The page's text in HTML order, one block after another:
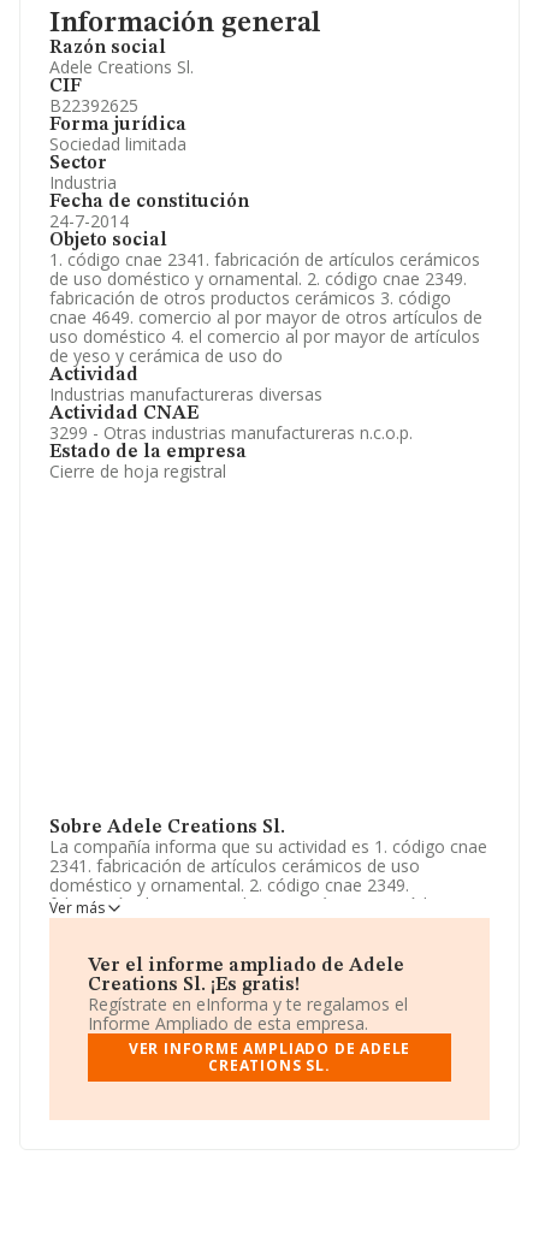
Información general
Razón social
Adele Creations Sl.
CIF
B22392625
Forma jurídica
Sociedad limitada
Sector
Industria
Fecha de constitución
24-7-2014
Objeto social
1. código cnae 2341. fabricación de artículos cerámicos
de uso doméstico y ornamental. 2. código cnae 2349.
fabricación de otros productos cerámicos 3. código
cnae 4649. comercio al por mayor de otros artículos de
uso doméstico 4. el comercio al por mayor de artículos
de yeso y cerámica de uso do
Actividad
Industrias manufactureras diversas
Actividad CNAE
3299 - Otras industrias manufactureras n.c.o.p.
Estado de la empresa
Cierre de hoja registral
Sobre Adele Creations Sl.
La compañía informa que su actividad es 1. código cnae
2341. fabricación de artículos cerámicos de uso
doméstico y ornamental. 2. código cnae 2349.
fabricación de otros productos cerámicos 3. código
cnae 4649. comercio al por mayor de otros artículos de
de yeso y cerámica de uso do. La empresa es una
Sociedad Limitada. Tiene CNAE: 3299 - 'Otras industrias
manufactureras n.c.o.p.'. La compañía realiza actividad
internacional tanto de importación como exportación.
El número de empleados se ha incrementado un 25% y
según las cifras existentes en la base de datos de
encima de la media de sector.
Ver más
Ver el informe ampliado de Adele
Creations Sl. ¡Es gratis!
Regístrate en eInforma y te regalamos el
Informe Ampliado de esta empresa.
VER INFORME AMPLIADO DE ADELE
CREATIONS SL.
Información oficial y registral complementaria.